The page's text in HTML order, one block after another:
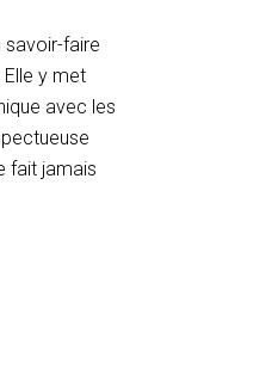
savoir-faire
y met
avec les
fait jamais